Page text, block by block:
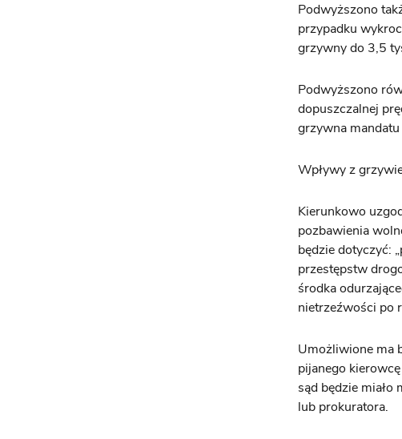
Podwyższono
przypadku
grzywny do 3,5
Podwyższono
dopuszczalnej
grzywna mandatu
Wpływy z
Kierunkowo
pozbawienia
będzie dotyczyć:
przestępstw
środka
nietrzeźwości po
Umożliwione ma
pijanego
sąd będzie
lub prokuratora.